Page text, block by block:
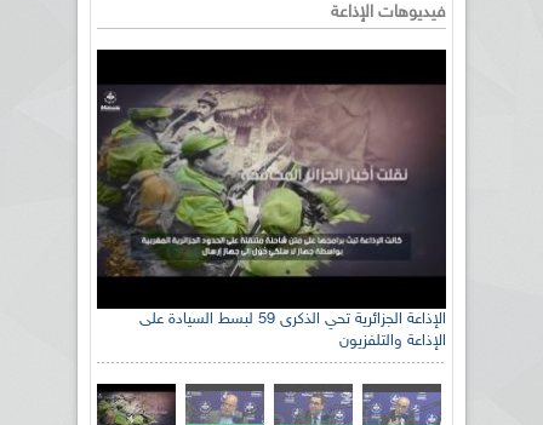
فيديوهات الإذاعة
الإذاعة الجزائرية تحي الذكرى 59 لبسط السيادة على
الإذاعة والتلفزيون